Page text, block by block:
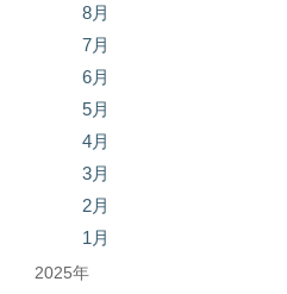
8月
7月
6月
5月
4月
3月
2月
1月
2025年